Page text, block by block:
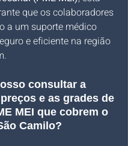
que os colaboradores
a um suporte médico
e eficiente na região
consultar a
e as grades de
MEI que cobrem o
Camilo?